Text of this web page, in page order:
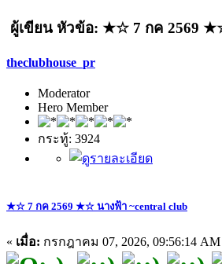
ผู้เขียน หัวข้อ: ★☆ 7 กค 2569
theclubhouse_pr
Moderator
Hero Member
กระทู้: 3924
★☆ 7 กค 2569 ★☆ นางฟ้า ~central club
« เมื่อ: กรกฎาคม 07, 2026, 09:56:14 AM